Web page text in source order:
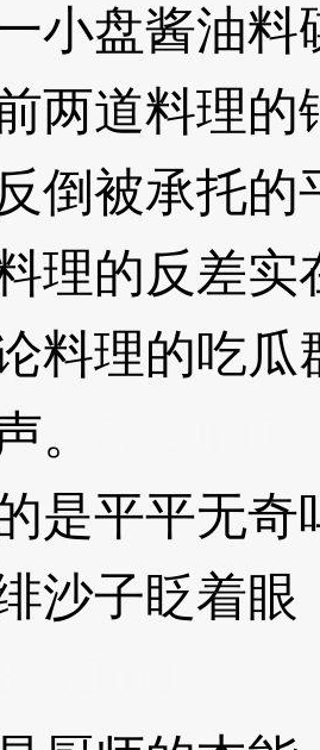
小盘酱油料
道料理的
倒被承托的
的反差实
料理的吃
。
平平无奇
子眨着眼